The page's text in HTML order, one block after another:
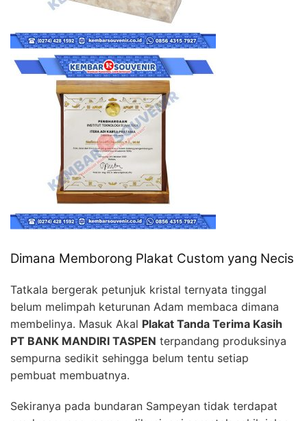
Dimana Memborong Plakat Custom yang Necis
Tatkala bergerak petunjuk kristal ternyata tinggal
belum melimpah keturunan Adam membaca dimana
membelinya. Masuk Akal Plakat Tanda Terima Kasih
PT BANK MANDIRI TASPEN terpandang produksinya
sempurna sedikit sehingga belum tentu setiap
pembuat membuatnya.
Sekiranya pada bundaran Sampeyan tidak terdapat